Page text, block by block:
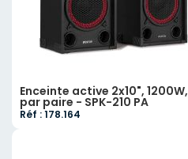
Enceinte active 2x10",
par paire - SPK-210 PA
Réf : 178.164